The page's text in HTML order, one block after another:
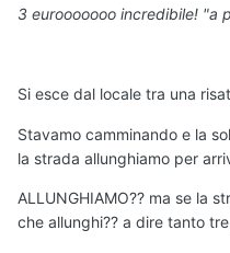
3 eurooooooo incredibile! "a
Si esce dal locale tra una
Stavamo camminando e la
la strada allunghiamo per
ALLUNGHIAMO?? ma se la
che allunghi?? a dire tanto